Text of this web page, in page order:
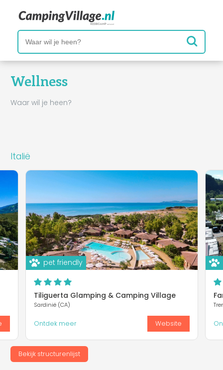
Wellness
Waar wil je heen?
Italië
pet friendly
Tiliguerta Glamping & Camping Village
Sardinië (CA)
Ontdek meer Website
Bekijk structurenlijst